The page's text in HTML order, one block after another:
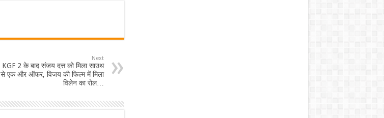
Next
KGF 2 के बाद संजय दत्त को मिला साउथ
से एक और ऑफर, विजय की फिल्म में मिला
विलेन का रोल…